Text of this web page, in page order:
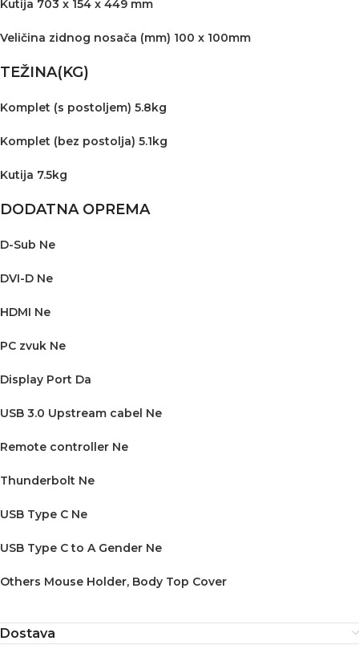
Kutija 703 x 154 x 449 mm
Veličina zidnog nosača (mm) 100 x 100mm
TEŽINA(KG)
Komplet (s postoljem) 5.8kg
Komplet (bez postolja) 5.1kg
Kutija 7.5kg
DODATNA OPREMA
D-Sub Ne
DVI-D Ne
HDMI Ne
PC zvuk Ne
Display Port Da
USB 3.0 Upstream cabel Ne
Remote controller Ne
Thunderbolt Ne
USB Type C Ne
USB Type C to A Gender Ne
Others Mouse Holder, Body Top Cover
Dostava